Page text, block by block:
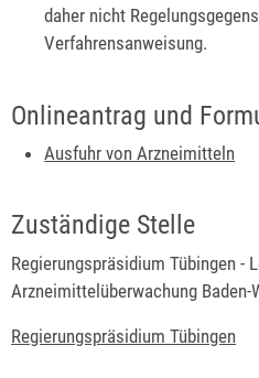
daher nicht
Verfahrensanweisung.
Onlineantrag und
Ausfuhr von Arzneimitteln
Zuständige Stelle
Regierungspräsidium Tübingen -
Arzneimittelüberwachung Baden-
Regierungspräsidium Tübingen